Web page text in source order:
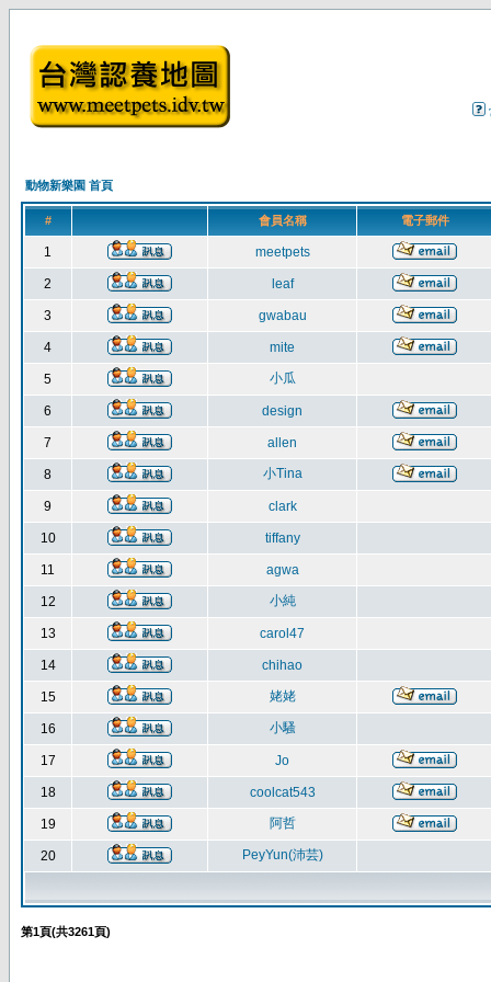
動物新樂園 首頁
# 會員名稱 電子郵件
1 meetpets
2 leaf
3 gwabau
4 mite
5 小瓜
6 design
7 allen
8 小Tina
9 clark
10 tiffany
11 agwa
12 小純
13 carol47
14 chihao
15 姥姥
16 小騷
17 Jo
18 coolcat543
19 阿哲
20 PeyYun(沛芸)
第1頁(共3261頁)